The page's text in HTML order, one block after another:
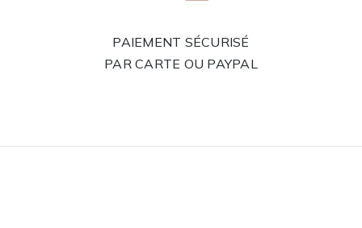
PAIEMENT SÉCURISÉ
PAR CARTE OU PAYPAL